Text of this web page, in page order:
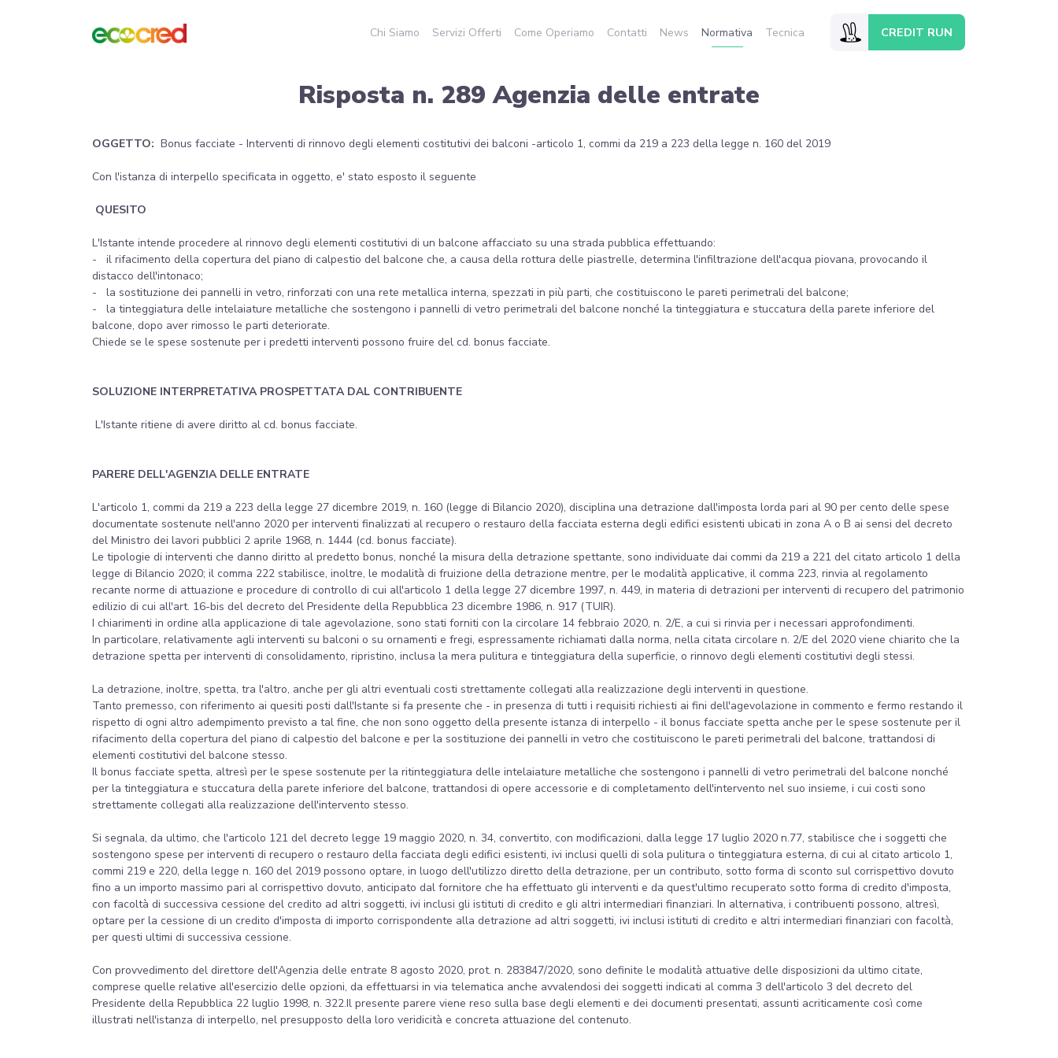
Chi Siamo Servizi Offerti Come Operiamo Contatti News Normativa Tecnica CREDIT RUN
Risposta n. 289 Agenzia delle entrate
OGGETTO: Bonus facciate - Interventi di rinnovo degli elementi costitutivi dei balconi -articolo 1, commi da 219 a 223 della legge n. 160 del 2019
Con l'istanza di interpello specificata in oggetto, e' stato esposto il seguente
QUESITO
L'Istante intende procedere al rinnovo degli elementi costitutivi di un balcone affacciato su una strada pubblica effettuando:
- il rifacimento della copertura del piano di calpestio del balcone che, a causa della rottura delle piastrelle, determina l'infiltrazione dell'acqua piovana, provocando il
distacco dell'intonaco;
- la sostituzione dei pannelli in vetro, rinforzati con una rete metallica interna, spezzati in più parti, che costituiscono le pareti perimetrali del balcone;
- la tinteggiatura delle intelaiature metalliche che sostengono i pannelli di vetro perimetrali del balcone nonché la tinteggiatura e stuccatura della parete inferiore del
balcone, dopo aver rimosso le parti deteriorate.
Chiede se le spese sostenute per i predetti interventi possono fruire del cd. bonus facciate.
SOLUZIONE INTERPRETATIVA PROSPETTATA DAL CONTRIBUENTE
L'Istante ritiene di avere diritto al cd. bonus facciate.
PARERE DELL'AGENZIA DELLE ENTRATE
L'articolo 1, commi da 219 a 223 della legge 27 dicembre 2019, n. 160 (legge di Bilancio 2020), disciplina una detrazione dall'imposta lorda pari al 90 per cento delle spese
documentate sostenute nell'anno 2020 per interventi finalizzati al recupero o restauro della facciata esterna degli edifici esistenti ubicati in zona A o B ai sensi del decreto
del Ministro dei lavori pubblici 2 aprile 1968, n. 1444 (cd. bonus facciate).
Le tipologie di interventi che danno diritto al predetto bonus, nonché la misura della detrazione spettante, sono individuate dai commi da 219 a 221 del citato articolo 1 della
legge di Bilancio 2020; il comma 222 stabilisce, inoltre, le modalità di fruizione della detrazione mentre, per le modalità applicative, il comma 223, rinvia al regolamento
recante norme di attuazione e procedure di controllo di cui all'articolo 1 della legge 27 dicembre 1997, n. 449, in materia di detrazioni per interventi di recupero del patrimonio
edilizio di cui all'art. 16-bis del decreto del Presidente della Repubblica 23 dicembre 1986, n. 917 (TUIR).
I chiarimenti in ordine alla applicazione di tale agevolazione, sono stati forniti con la circolare 14 febbraio 2020, n. 2/E, a cui si rinvia per i necessari approfondimenti.
In particolare, relativamente agli interventi su balconi o su ornamenti e fregi, espressamente richiamati dalla norma, nella citata circolare n. 2/E del 2020 viene chiarito che la
detrazione spetta per interventi di consolidamento, ripristino, inclusa la mera pulitura e tinteggiatura della superficie, o rinnovo degli elementi costitutivi degli stessi.
La detrazione, inoltre, spetta, tra l'altro, anche per gli altri eventuali costi strettamente collegati alla realizzazione degli interventi in questione.
Tanto premesso, con riferimento ai quesiti posti dall'Istante si fa presente che - in presenza di tutti i requisiti richiesti ai fini dell'agevolazione in commento e fermo restando il
rispetto di ogni altro adempimento previsto a tal fine, che non sono oggetto della presente istanza di interpello - il bonus facciate spetta anche per le spese sostenute per il
rifacimento della copertura del piano di calpestio del balcone e per la sostituzione dei pannelli in vetro che costituiscono le pareti perimetrali del balcone, trattandosi di
elementi costitutivi del balcone stesso.
Il bonus facciate spetta, altresì per le spese sostenute per la ritinteggiatura delle intelaiature metalliche che sostengono i pannelli di vetro perimetrali del balcone nonché
per la tinteggiatura e stuccatura della parete inferiore del balcone, trattandosi di opere accessorie e di completamento dell'intervento nel suo insieme, i cui costi sono
strettamente collegati alla realizzazione dell'intervento stesso.
Si segnala, da ultimo, che l'articolo 121 del decreto legge 19 maggio 2020, n. 34, convertito, con modificazioni, dalla legge 17 luglio 2020 n.77, stabilisce che i soggetti che
sostengono spese per interventi di recupero o restauro della facciata degli edifici esistenti, ivi inclusi quelli di sola pulitura o tinteggiatura esterna, di cui al citato articolo 1,
commi 219 e 220, della legge n. 160 del 2019 possono optare, in luogo dell'utilizzo diretto della detrazione, per un contributo, sotto forma di sconto sul corrispettivo dovuto
fino a un importo massimo pari al corrispettivo dovuto, anticipato dal fornitore che ha effettuato gli interventi e da quest'ultimo recuperato sotto forma di credito d'imposta,
con facoltà di successiva cessione del credito ad altri soggetti, ivi inclusi gli istituti di credito e gli altri intermediari finanziari. In alternativa, i contribuenti possono, altresì,
optare per la cessione di un credito d'imposta di importo corrispondente alla detrazione ad altri soggetti, ivi inclusi istituti di credito e altri intermediari finanziari con facoltà,
per questi ultimi di successiva cessione.
Con provvedimento del direttore dell'Agenzia delle entrate 8 agosto 2020, prot. n. 283847/2020, sono definite le modalità attuative delle disposizioni da ultimo citate,
comprese quelle relative all'esercizio delle opzioni, da effettuarsi in via telematica anche avvalendosi dei soggetti indicati al comma 3 dell'articolo 3 del decreto del
Presidente della Repubblica 22 luglio 1998, n. 322.Il presente parere viene reso sulla base degli elementi e dei documenti presentati, assunti acriticamente così come
illustrati nell'istanza di interpello, nel presupposto della loro veridicità e concreta attuazione del contenuto.